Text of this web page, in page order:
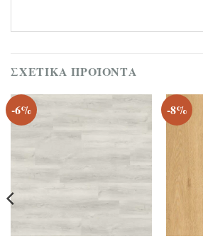
ΣΧΕΤΙΚΆ ΠΡΟΪΌΝΤΑ
-6% -8%